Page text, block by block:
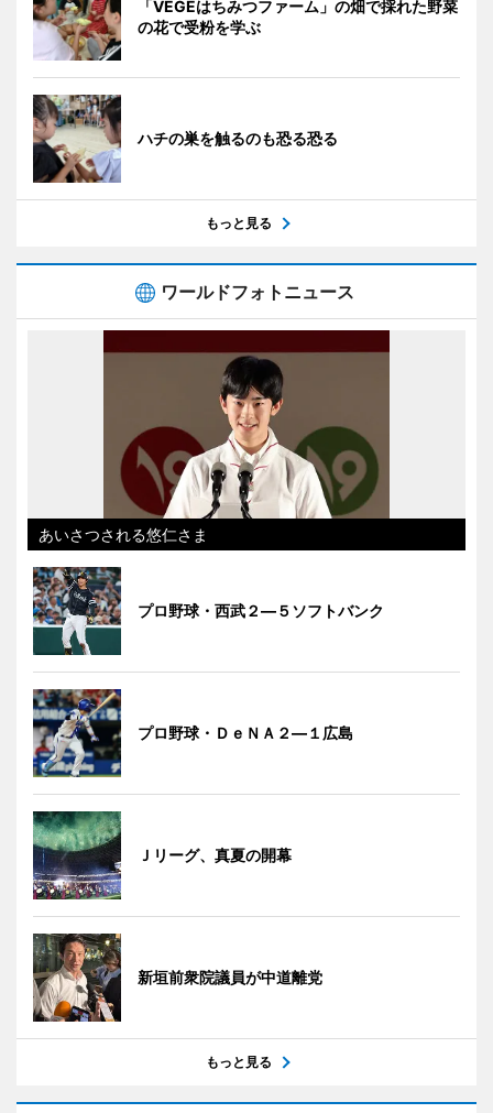
「VEGEはちみつファーム」の畑で採れた野菜
の花で受粉を学ぶ
ハチの巣を触るのも恐る恐る
もっと見る
ワールドフォトニュース
あいさつされる悠仁さま
プロ野球・西武２―５ソフトバンク
プロ野球・ＤｅＮＡ２―１広島
Ｊリーグ、真夏の開幕
新垣前衆院議員が中道離党
もっと見る